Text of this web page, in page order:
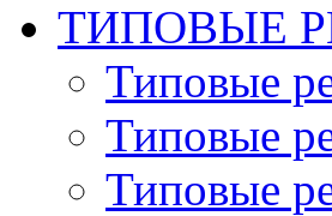
ТИПОВЫЕ
Типовые
Типовые
Типовые